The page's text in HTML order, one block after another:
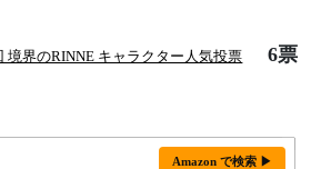
境界のRINNE キャラクター人気投票 6票
Amazon で検索 ▶